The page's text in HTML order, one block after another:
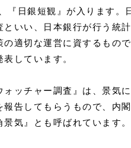
『日銀短観』が入ります。
といい、日本銀行が行う統
の適切な運営に資するもの
しています。
ッチャー調査』は、景気
報告してもらうもので、内
気』とも呼ばれています。